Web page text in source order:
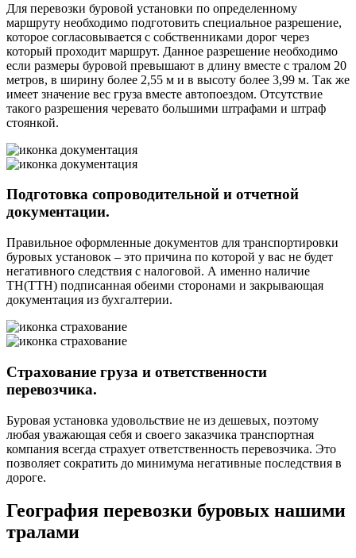
Для перевозки буровой установки по определенному
маршруту необходимо подготовить специальное разрешение,
которое согласовывается с собственниками дорог через
который проходит маршрут. Данное разрешение необходимо
если размеры буровой превышают в длину вместе с тралом 20
метров, в ширину более 2,55 м и в высоту более 3,99 м. Так же
имеет значение вес груза вместе автопоездом. Отсутствие
такого разрешения черевато большими штрафами и штраф
стоянкой.
Подготовка сопроводительной и отчетной
документации.
Правильное оформленные документов для транспортировки
буровых установок – это причина по которой у вас не будет
негативного следствия с налоговой. А именно наличие
ТН(ТТН) подписанная обеими сторонами и закрывающая
документация из бухгалтерии.
Страхование груза и ответственности
перевозчика.
Буровая установка удовольствие не из дешевых, поэтому
любая уважающая себя и своего заказчика транспортная
компания всегда страхует ответственность перевозчика. Это
позволяет сократить до минимума негативные последствия в
дороге.
География перевозки буровых нашими
тралами